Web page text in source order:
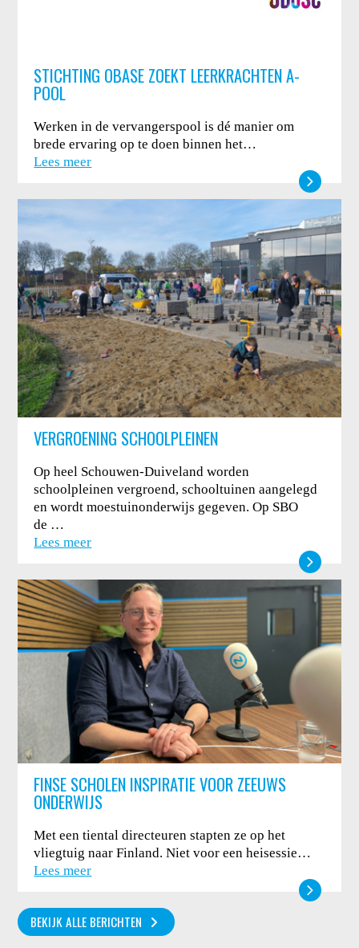
STICHTING OBASE ZOEKT LEERKRACHTEN A-
POOL
Werken in de vervangerspool is dé manier om
brede ervaring op te doen binnen het…
Lees meer
VERGROENING SCHOOLPLEINEN
Op heel Schouwen-Duiveland worden
schoolpleinen vergroend, schooltuinen aangelegd
en wordt moestuinonderwijs gegeven. Op SBO
de …
Lees meer
FINSE SCHOLEN INSPIRATIE VOOR ZEEUWS
ONDERWIJS
Met een tiental directeuren stapten ze op het
vliegtuig naar Finland. Niet voor een heisessie…
Lees meer
BEKIJK ALLE BERICHTEN